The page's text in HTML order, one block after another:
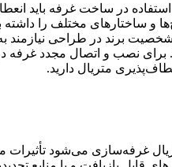
در ساخت غرفه باید
و ساختارهای مختلف را داشته
برند در طراحی نیازمند به
برای نصب و اتصال مجدد غرفه
متریال‌ دارید.
غرفه‌سازی می‌شود تأثیرات